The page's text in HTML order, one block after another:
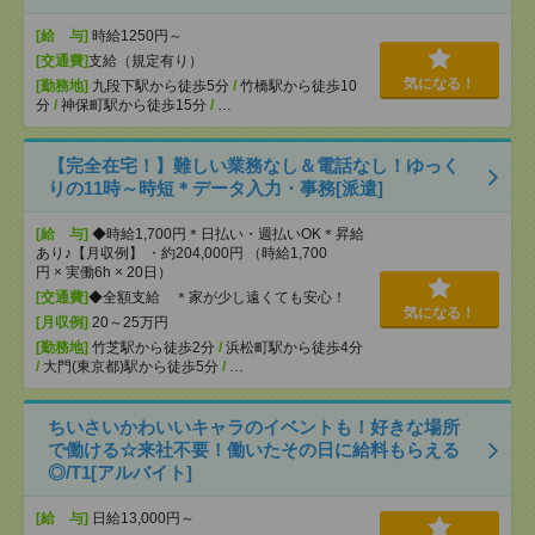
[給 与] 時給1250円～
[交通費]支給（規定有り）
[勤務地] 九段下駅から徒歩5分 / 竹橋駅から徒歩10
分 / 神保町駅から徒歩15分 / …
気になる！
【完全在宅！】難しい業務なし＆電話なし！ゆっく
りの11時～時短＊データ入力・事務[派遣]
[給 与] ◆時給1,700円＊日払い・週払いOK＊昇給
あり♪【月収例】 ・約204,000円 （時給1,700
円 × 実働6h × 20日）
[交通費]◆全額支給 ＊家が少し遠くても安心！
[月収例] 20～25万円
[勤務地] 竹芝駅から徒歩2分 / 浜松町駅から徒歩4分
/ 大門(東京都)駅から徒歩5分 / …
気になる！
ちいさいかわいいキャラのイベントも！好きな場所
で働ける☆来社不要！働いたその日に給料もらえる
◎/T1[アルバイト]
[給 与] 日給13,000円～